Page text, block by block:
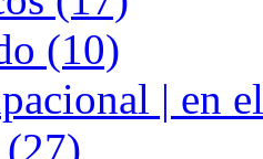
(10)
| en
(27)